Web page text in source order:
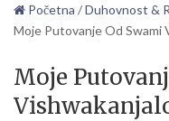
Početna /Duhovnost &
Moje Putovanje Od Swami
Moje